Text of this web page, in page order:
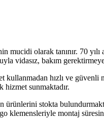
mucidi olarak tanınır. 70
vidasız, bakım
hızlı ve güvenli
sunmaktadır.
stokta
klemensleriyle montaj